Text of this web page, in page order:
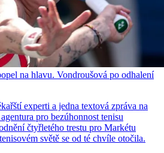
na hlavu. Vondroušová po odhalení
experti a jedna textová zpráva na
pro bezúhonnost tenisu
čtyřletého trestu pro Markétu
světě se od té chvíle otočila.